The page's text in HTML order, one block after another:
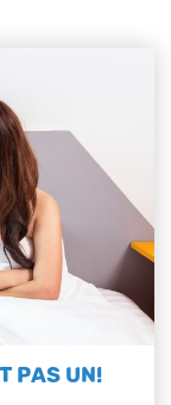
PAS UN!